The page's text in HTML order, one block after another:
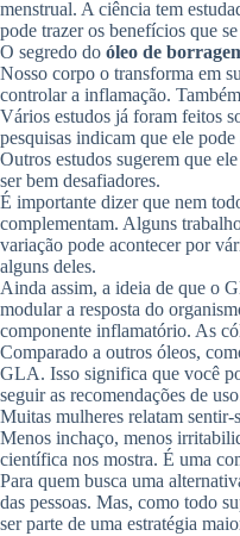
menstrual. A ciência tem
pode trazer os benefícios que se
O segredo do óleo de
Nosso corpo o transforma em
controlar a inflamação.
Vários estudos já foram feitos
pesquisas indicam que ele
Outros estudos sugerem que
ser bem desafiadores.
É importante dizer que nem
complementam. Alguns
variação pode acontecer por
alguns deles.
Ainda assim, a ideia de que o
modular a resposta do
componente inflamatório. As
Comparado a outros óleos,
GLA. Isso significa que você
seguir as recomendações de
Muitas mulheres relatam sentir-
Menos inchaço, menos
científica nos mostra. É uma
Para quem busca uma
das pessoas. Mas, como todo
ser parte de uma estratégia